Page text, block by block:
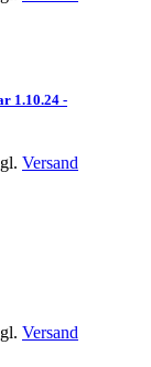
1.10.24 -
Versand
Versand